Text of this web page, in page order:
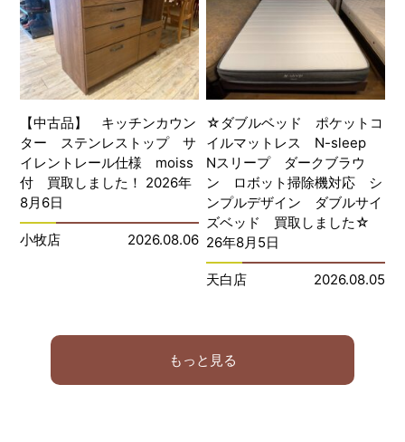
【中古品】 キッチンカウン
ター ステンレストップ サ
イレントレール仕様 moiss
付 買取しました！ 2026年
8月6日
小牧店 2026.08.06
☆ダブルベッド ポケットコ
イルマットレス N-sleep
Nスリープ ダークブラウ
ン ロボット掃除機対応 シ
ンプルデザイン ダブルサイ
ズベッド 買取しました☆
26年8月5日
天白店 2026.08.05
もっと見る